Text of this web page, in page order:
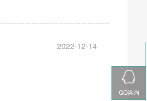
2022-12-14
QQ咨询